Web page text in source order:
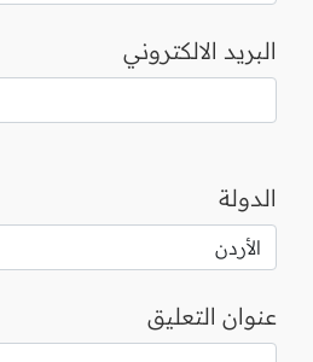
البريد الالكتروني
الدولة
عنوان التعليق